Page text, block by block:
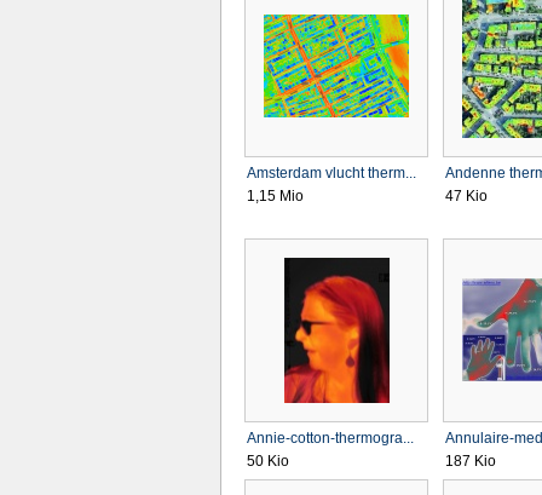
Amsterdam vlucht therm...
1,15 Mio
Andenne
47 Kio
Annie-cotton-thermogra...
50 Kio
Annulaire-
187 Kio